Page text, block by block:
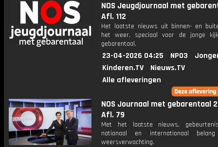
NOS Jeugdjournaal met
Afl. 112
Het laatste nieuws uit binnen- en
het weer, speciaal voor de jonge
gebarentaal.
23-04-2026 04:25 NPO3
Kinderen.TV
Nieuws.TV
Alle afleveringen
NOS Journaal met gebarentaal
Afl. 79
Met het laatste nieuws,
nationaal en internationaal
weersverwachting.